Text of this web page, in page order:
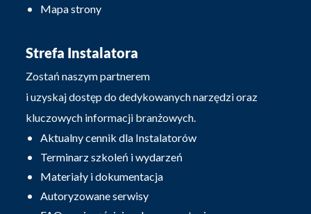
Mapa strony
Strefa Instalatora
Zostań naszym partnerem
i uzyskaj dostęp do dedykowanych narzędzi oraz
kluczowych informacji branżowych.
Aktualny cennik dla Instalatorów
Terminarz szkoleń i wydarzeń
Materiały i dokumentacja
Autoryzowane serwisy